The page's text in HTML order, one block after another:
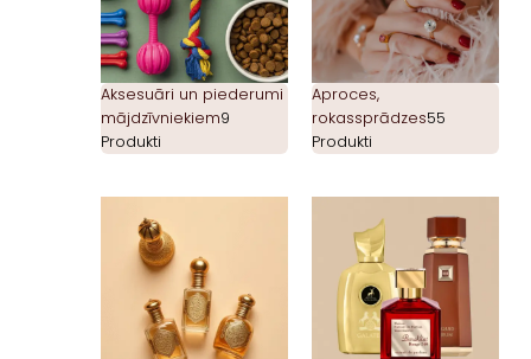
Aksesuāri un piederumi
mājdzīvniekiem9
Produkti
Aproces,
rokassprādzes55
Produkti